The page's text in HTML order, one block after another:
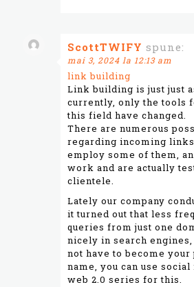
ScottTWIFY spune:
mai 3, 2024 la 12:13 am
link building
Link building is just just
currently, only the tools
this field have changed.
There are numerous
regarding incoming
employ some of them,
work and are actually
clientele.
Lately our company
it turned out that less
queries from just one
nicely in search engines,
not have to become
name, you can use
web 2.0 series for this.